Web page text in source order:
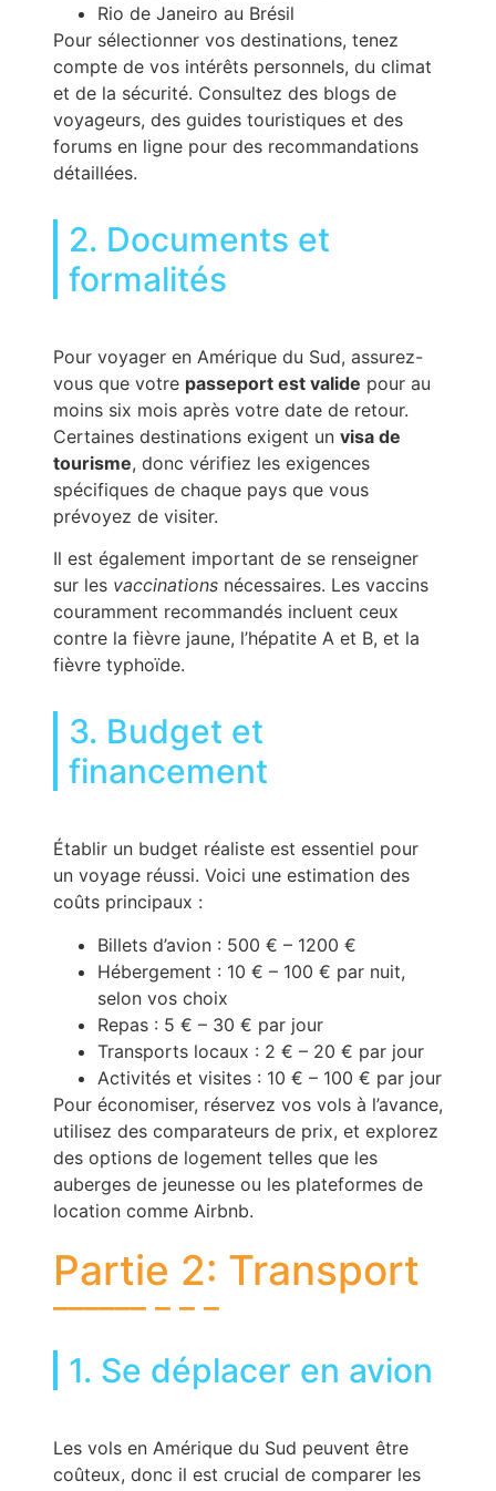
Rio de Janeiro au Brésil
Pour sélectionner vos destinations, tenez
compte de vos intérêts personnels, du climat
et de la sécurité. Consultez des blogs de
voyageurs, des guides touristiques et des
forums en ligne pour des recommandations
détaillées.
2. Documents et
formalités
Pour voyager en Amérique du Sud, assurez-
vous que votre passeport est valide pour au
moins six mois après votre date de retour.
Certaines destinations exigent un visa de
tourisme, donc vérifiez les exigences
spécifiques de chaque pays que vous
prévoyez de visiter.
Il est également important de se renseigner
sur les vaccinations nécessaires. Les vaccins
couramment recommandés incluent ceux
contre la fièvre jaune, l’hépatite A et B, et la
fièvre typhoïde.
3. Budget et
financement
Établir un budget réaliste est essentiel pour
un voyage réussi. Voici une estimation des
coûts principaux :
Billets d’avion : 500 € – 1200 €
Hébergement : 10 € – 100 € par nuit,
selon vos choix
Repas : 5 € – 30 € par jour
Transports locaux : 2 € – 20 € par jour
Activités et visites : 10 € – 100 € par jour
Pour économiser, réservez vos vols à l’avance,
utilisez des comparateurs de prix, et explorez
des options de logement telles que les
auberges de jeunesse ou les plateformes de
location comme Airbnb.
Partie 2: Transport
1. Se déplacer en avion
Les vols en Amérique du Sud peuvent être
coûteux, donc il est crucial de comparer les